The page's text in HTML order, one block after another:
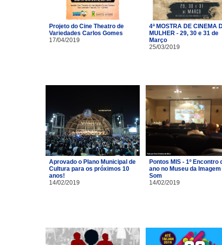
Projeto do Cine Theatro de
Variedades Carlos Gomes
17/04/2019
4ª MOSTRA DE CINEMA
MULHER - 29, 30 e 31 de
Março
25/03/2019
Aprovado o Plano Municipal de
Cultura para os próximos 10
anos!
14/02/2019
Pontos MIS - 1º Encontro
ano no Museu da Imagem
Som
14/02/2019